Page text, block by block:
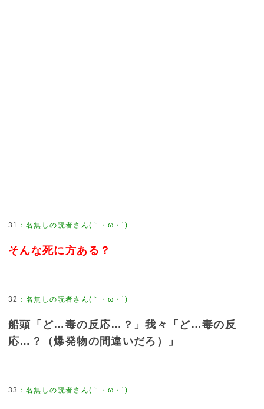
31 ：名無しの読者さん(｀・ω・´)
そんな死に方ある？
32 ：名無しの読者さん(｀・ω・´)
船頭「ど…毒の反応…？」我々「ど…毒の反
応…？（爆発物の間違いだろ）」
33 ：名無しの読者さん(｀・ω・´)